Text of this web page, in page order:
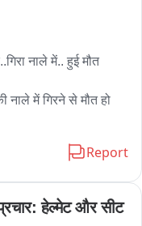
नाले में.. हुई मौत
नाले में गिरने से मौत हो
के बाद.. पानी का फ्लो Report
हेल्मेट और सीट